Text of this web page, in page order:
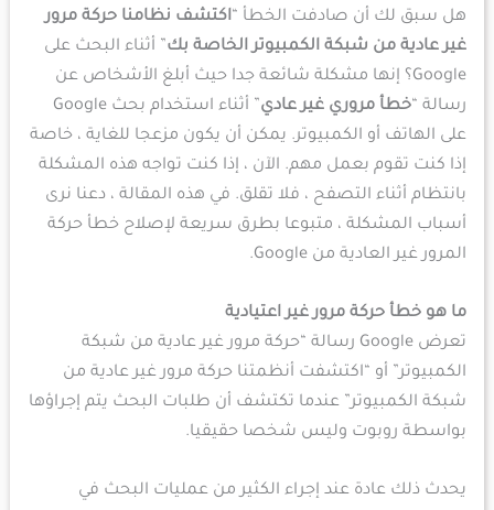
هل سبق لك أن صادفت الخطأ “اكتشف نظامنا حركة مرور
غير عادية من شبكة الكمبيوتر الخاصة بك” أثناء البحث على
Google؟ إنها مشكلة شائعة جدا حيث أبلغ الأشخاص عن
رسالة “خطأ مروري غير عادي
” أثناء استخدام بحث Google
على الهاتف أو الكمبيوتر. يمكن أن يكون مزعجا للغاية ، خاصة
إذا كنت تقوم بعمل مهم. الآن ، إذا كنت تواجه هذه المشكلة
بانتظام أثناء التصفح ، فلا تقلق. في هذه المقالة ، دعنا نرى
أسباب المشكلة ، متبوعا بطرق سريعة لإصلاح خطأ حركة
المرور غير العادية من Google.
ما هو خطأ حركة مرور غير اعتيادية
تعرض Google رسالة “حركة مرور غير عادية من شبكة
الكمبيوتر” أو “اكتشفت أنظمتنا حركة مرور غير عادية من
شبكة الكمبيوتر” عندما تكتشف أن طلبات البحث يتم إجراؤها
بواسطة روبوت وليس شخصا حقيقيا.
يحدث ذلك عادة عند إجراء الكثير من عمليات البحث في